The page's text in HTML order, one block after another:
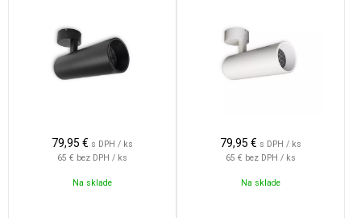
79,95 € s DPH / ks
65 € bez DPH / ks
Na sklade
79,95 € s DPH / ks
65 € bez DPH / ks
Na sklade